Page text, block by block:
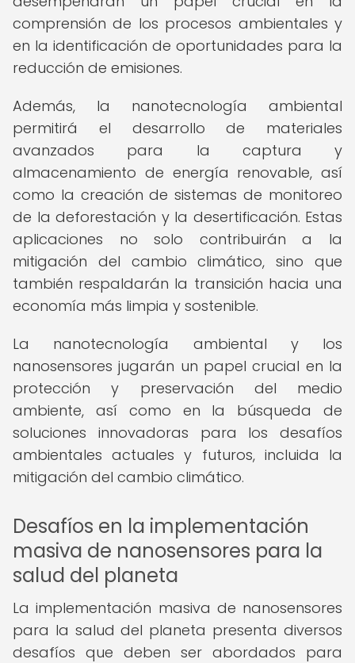
comprensión de los procesos ambientales y
en la identificación de oportunidades para la
reducción de emisiones.
Además, la nanotecnología ambiental
permitirá el desarrollo de materiales
avanzados para la captura y
almacenamiento de energía renovable, así
como la creación de sistemas de monitoreo
de la deforestación y la desertificación. Estas
aplicaciones no solo contribuirán a la
mitigación del cambio climático, sino que
también respaldarán la transición hacia una
economía más limpia y sostenible.
La nanotecnología ambiental y los
nanosensores jugarán un papel crucial en la
protección y preservación del medio
ambiente, así como en la búsqueda de
soluciones innovadoras para los desafíos
ambientales actuales y futuros, incluida la
mitigación del cambio climático.
Desafíos en la implementación
masiva de nanosensores para la
salud del planeta
La implementación masiva de nanosensores
para la salud del planeta presenta diversos
desafíos que deben ser abordados para